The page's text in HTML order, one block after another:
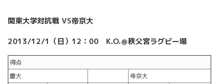
関東大学対抗戦 VS帝京大
2013/12/1 （日）12 ：00 K.O.＠秩父宮ラグビー場
得点
慶大
帝京大